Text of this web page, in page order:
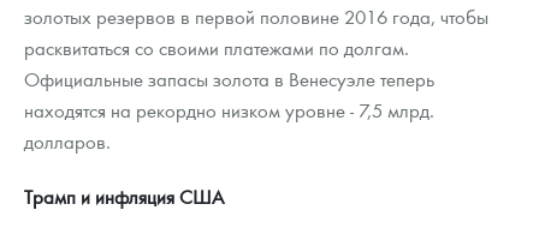
золотых резервов в первой половине 2016 года, чтобы
расквитаться со своими платежами по долгам.
Официальные запасы золота в Венесуэле теперь
находятся на рекордно низком уровне - 7,5 млрд.
долларов.
Трамп и инфляция США